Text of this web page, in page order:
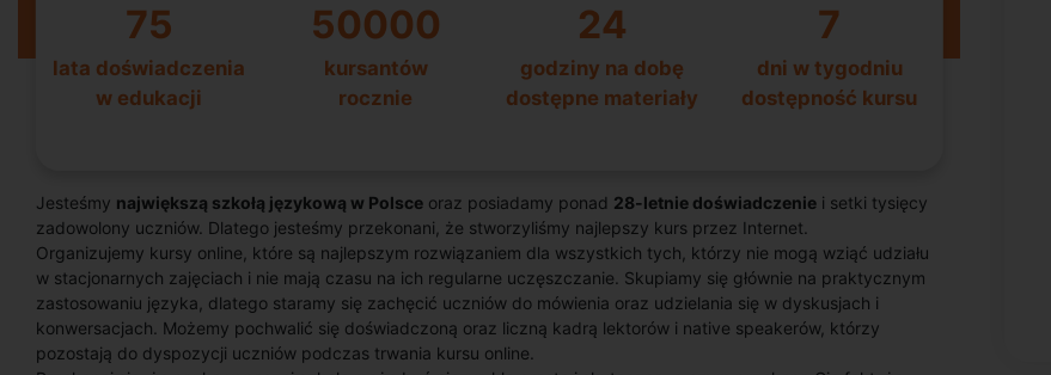
75
lata doświadczenia
w edukacji
50000
kursantów
rocznie
24
godziny na dobę
dostępne materiały
7
dni w tygodniu
dostępność kursu
Jesteśmy największą szkołą językową w Polsce oraz posiadamy ponad 28-letnie doświadczenie i setki tysięcy
zadowolony uczniów. Dlatego jesteśmy przekonani, że stworzyliśmy najlepszy kurs przez Internet.
Organizujemy kursy online, które są najlepszym rozwiązaniem dla wszystkich tych, którzy nie mogą wziąć udziału
w stacjonarnych zajęciach i nie mają czasu na ich regularne uczęszczanie. Skupiamy się głównie na praktycznym
zastosowaniu języka, dlatego staramy się zachęcić uczniów do mówienia oraz udzielania się w dyskusjach i
konwersacjach. Możemy pochwalić się doświadczoną oraz liczną kadrą lektorów i native speakerów, którzy
pozostają do dyspozycji uczniów podczas trwania kursu online.